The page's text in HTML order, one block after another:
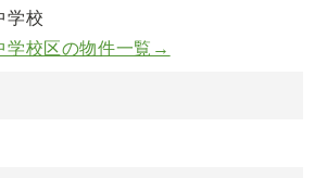
学校
学校区の物件一覧→